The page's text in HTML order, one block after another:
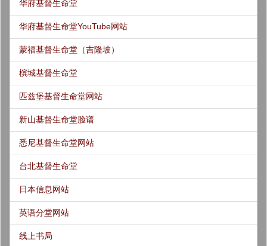
华府基督生命堂
华府基督生命堂YouTube网站
蒙福基督生命堂（吉隆坡）
槟城基督生命堂
匹兹堡基督生命堂网站
新山基督生命堂脸谱
悉尼基督生命堂网站
台北基督生命堂
日本信息网站
英语分堂网站
线上书局